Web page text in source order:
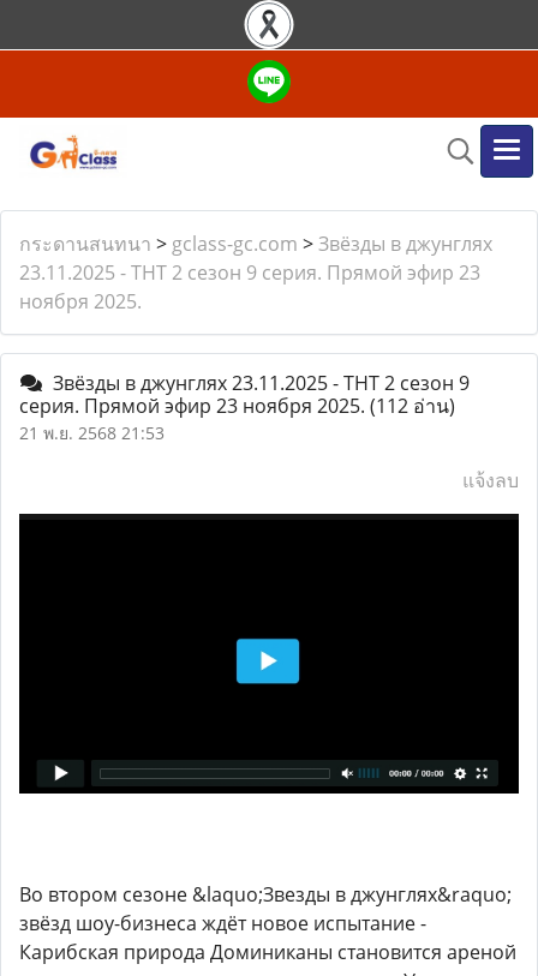
กระดานสนทนา > gclass-gc.com >Звёзды в джунглях
23.11.2025 - ТНТ 2 сезон 9 серия. Прямой эфир 23
ноября 2025.
Звёзды в джунглях 23.11.2025 - ТНТ 2 сезон 9
серия. Прямой эфир 23 ноября 2025. (112 อ่าน)
21 พ.ย. 2568 21:53
แจ้งลบ
Во втором сезоне &laquo;Звезды в джунглях&raquo;
звёзд шоу-бизнеса ждёт новое испытание -
Карибская природа Доминиканы становится ареной